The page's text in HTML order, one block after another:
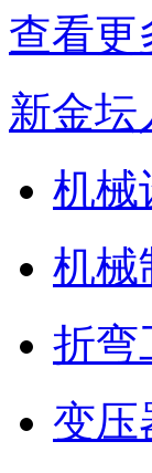
查看更
新金坛
机械
机械
折弯
变压